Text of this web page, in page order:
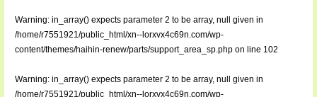
Warning: in_array() expects parameter 2 to be array, null given in
/home/r7551921/public_html/xn--lorxvx4c69n.com/wp-
content/themes/haihin-renew/parts/support_area_sp.phpon line 102
Warning: in_array() expects parameter 2 to be array, null given in
/home/r7551921/public_html/xn--lorxvx4c69n.com/wp-